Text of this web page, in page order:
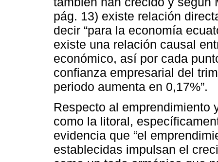
pág. 13) existe relación
decir “para la economía
existe una relación causal
económico, así por cada
confianza empresarial del
periodo aumenta en 0,17%”.
Respecto al emprendimiento
como la litoral,
evidencia que “el
establecidas impulsan el